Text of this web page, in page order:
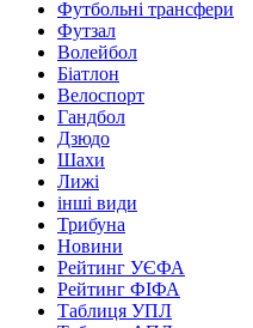
Футбольні трансфери
Футзал
Волейбол
Біатлон
Велоспорт
Гандбол
Дзюдо
Шахи
Лижі
інші види
Трибуна
Новини
Рейтинг УЄФА
Рейтинг ФІФА
Таблиця УПЛ